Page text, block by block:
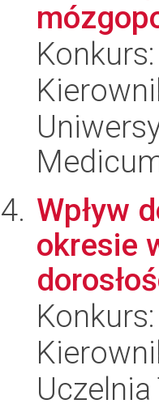
Konkurs:
Wpływ
okresie
Konkurs: